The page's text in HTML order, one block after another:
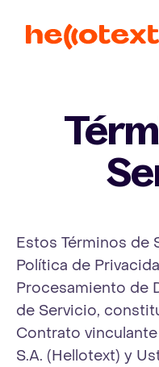
Estos Términos de
Política de
Procesamiento de
de Servicio,
Contrato
S.A. (Hellotext) y